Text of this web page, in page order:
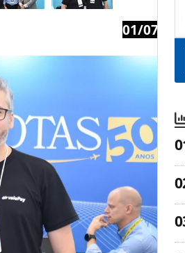
01/07
Next